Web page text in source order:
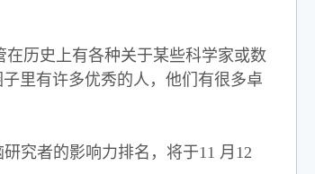
历史上有各种关于某些科学家或数
里有许多优秀的人，他们有很多卓
究者的影响力排名，将于11 月12